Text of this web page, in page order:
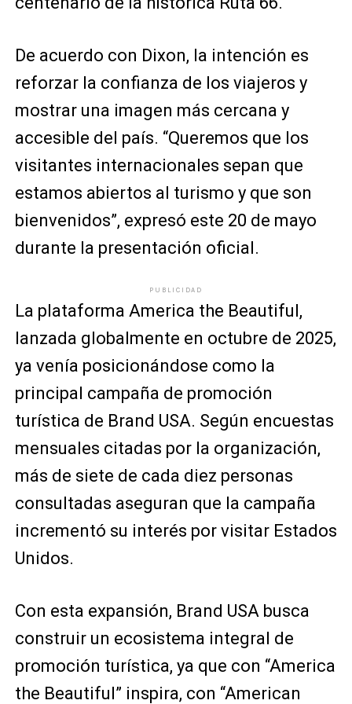
De acuerdo con Dixon, la intención es
reforzar la confianza de los viajeros y
mostrar una imagen más cercana y
accesible del país. “Queremos que los
visitantes internacionales sepan que
estamos abiertos al turismo y que son
bienvenidos”, expresó este 20 de mayo
durante la presentación oficial.
PUBLICIDAD
La plataforma America the Beautiful,
lanzada globalmente en octubre de 2025,
ya venía posicionándose como la
principal campaña de promoción
turística de Brand USA. Según encuestas
mensuales citadas por la organización,
más de siete de cada diez personas
consultadas aseguran que la campaña
incrementó su interés por visitar Estados
Unidos.
Con esta expansión, Brand USA busca
construir un ecosistema integral de
promoción turística, ya que con “America
the Beautiful” inspira, con “American